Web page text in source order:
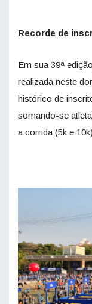
Recorde de
Em sua 39ª
realizada neste
histórico de
somando-se
a corrida (5k e